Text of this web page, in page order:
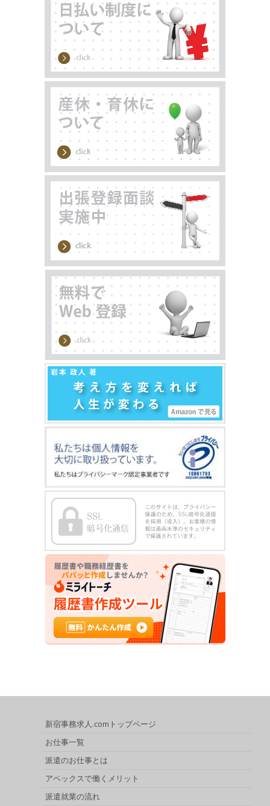
新宿事務求人.comトップページ
お仕事一覧
派遣のお仕事とは
アペックスで働くメリット
派遣就業の流れ